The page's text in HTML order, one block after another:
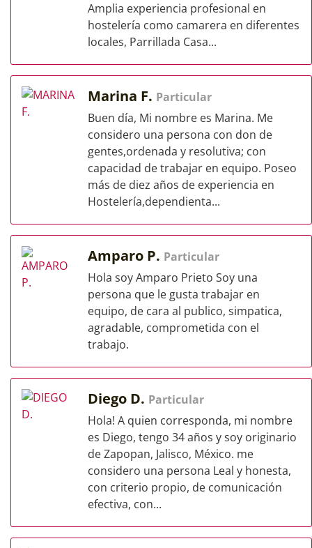
Amplia experiencia profesional en
hostelería como camarera en diferentes
locales, Parrillada Casa...
Marina F. Particular
Buen día, Mi nombre es Marina. Me
considero una persona con don de
gentes,ordenada y resolutiva; con
capacidad de trabajar en equipo. Poseo
más de diez años de experiencia en
Hostelería,dependienta...
Amparo P. Particular
Hola soy Amparo Prieto Soy una
persona que le gusta trabajar en
equipo, de cara al publico, simpatica,
agradable, comprometida con el
trabajo.
Diego D. Particular
Hola! A quien corresponda, mi nombre
es Diego, tengo 34 años y soy originario
de Zapopan, Jalisco, México. me
considero una persona Leal y honesta,
con criterio propio, de comunicación
efectiva, con...